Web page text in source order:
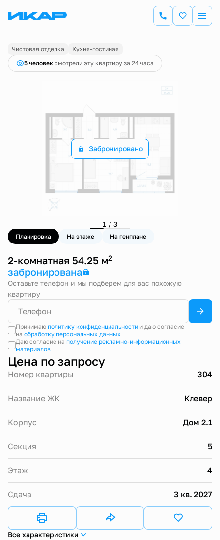
2-комнатная54.25 м Цена по запросу
Чистовая отделка
Кухня-гостиная
5 человек смотрели эту квартиру за 24 часа
Забронировано
1 / 3
Планировка На этаже На генплане
2-комнатная 54.25 м2
забронирована
Оставьте телефон и мы подберем для вас похожую
квартиру
Принимаю политику конфиденциальностии даю согласие
на обработку персональных данных
Даю согласие на получение рекламно-информационных
материалов
Цена по запросу
Номер квартиры 304
Название ЖК Клевер
Корпус Дом 2.1
Секция 5
Этаж 4
Сдача 3 кв. 2027
Все характеристики